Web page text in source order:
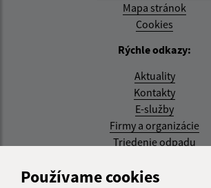
Používame cookies
Mapa stránok
Cookies
Rýchle odkazy:
Aktuality
Kontakty
E-služby
Firmy a organizácie
Triedenie odpadu
Aktualizované: